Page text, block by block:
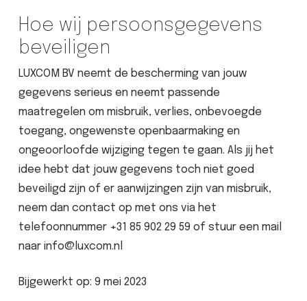
Hoe wij persoonsgegevens
beveiligen
LUXCOM BV neemt de bescherming van jouw
gegevens serieus en neemt passende
maatregelen om misbruik, verlies, onbevoegde
toegang, ongewenste openbaarmaking en
ongeoorloofde wijziging tegen te gaan. Als jij het
idee hebt dat jouw gegevens toch niet goed
beveiligd zijn of er aanwijzingen zijn van misbruik,
neem dan contact op met ons via het
telefoonnummer +31 85 902 29 59 of stuur een mail
naar info@luxcom.nl
Bijgewerkt op: 9 mei 2023